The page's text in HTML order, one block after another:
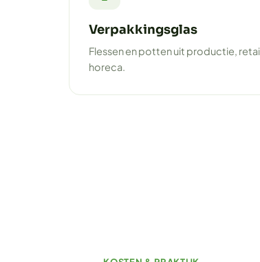
Verpakkingsglas
Flessen en potten uit productie,
horeca.